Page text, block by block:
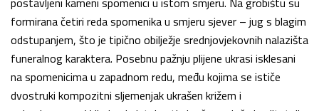
formirana četiri reda spomenika u smjeru sjever – jug s blagim
odstupanjem, što je tipično obilježje srednjovjekovnih nalazišta
funeralnog karaktera. Posebnu pažnju plijene ukrasi isklesani
na spomenicima u zapadnom redu, među kojima se ističe
dvostruki kompozitni sljemenjak ukrašen križem i